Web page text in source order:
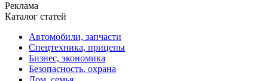
Реклама
Каталог статей
Автомобили, запчасти
Спецтехника, прицепы
Бизнес, экономика
Безопасность, охрана